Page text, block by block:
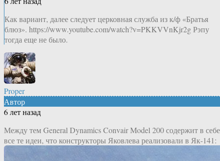
Как вариант, далее следует церковная служба из к/ф «Братья
блюз». https://www.youtube.com/watch?v=PKKVVnKjr2g Рэпу
тогда еще не было.
Proper
Автор
6 лет назад
Между тем General Dynamics Convair Model 200 содержит в себе
все те идеи, что конструкторы Яковлева реализовали в Як-141: